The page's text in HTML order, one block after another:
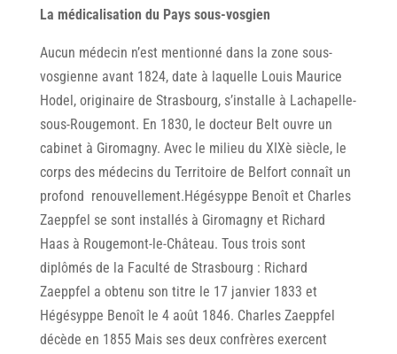
La médicalisation du Pays sous-vosgien
Aucun médecin n’est mentionné dans la zone sous-
vosgienne avant 1824, date à laquelle Louis Maurice
Hodel, originaire de Strasbourg, s’installe à Lachapelle-
sous-Rougemont. En 1830, le docteur Belt ouvre un
cabinet à Giromagny. Avec le milieu du XIXè siècle, le
corps des médecins du Territoire de Belfort connaît un
profond renouvellement.Hégésyppe Benoît et Charles
Zaeppfel se sont installés à Giromagny et Richard
Haas à Rougemont-le-Château. Tous trois sont
diplômés de la Faculté de Strasbourg : Richard
Zaeppfel a obtenu son titre le 17 janvier 1833 et
Hégésyppe Benoît le 4 août 1846. Charles Zaeppfel
décède en 1855 Mais ses deux confrères exercent